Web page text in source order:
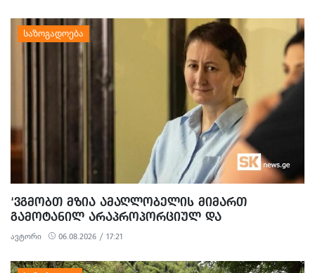
‘ᲕᲒᲛᲝᲑᲗ ᲛᲖᲘᲐ ᲐᲛᲐᲦᲚᲝᲑᲔᲚᲘᲡ ᲛᲘᲛᲐᲠᲗ
ᲒᲐᲛᲝᲢᲐᲜᲘᲚ ᲐᲠᲐᲞᲠᲝᲞᲝᲠᲪᲘᲣᲚ ᲓᲐ
ᲞᲝᲚᲘᲢᲘᲖᲔᲑᲣᲚ ᲒᲐᲜᲐᲩᲔᲜᲡ’ - ᲔᲕᲠᲝᲙᲐᲕᲨᲘᲠᲘᲡ
ᲡᲐᲔᲚᲩᲝ
ავტორი 06.08.2026 / 17:21